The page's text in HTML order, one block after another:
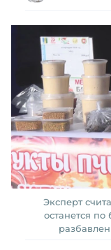
Эксперт
останется